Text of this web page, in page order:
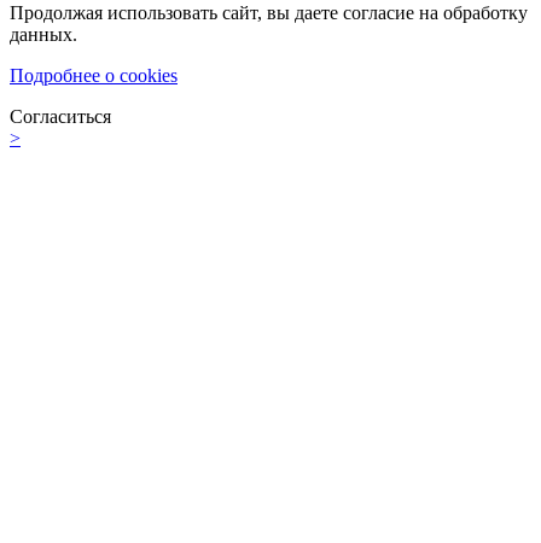
Продолжая использовать сайт, вы даете согласие на обработку
данных.
Подробнее о cookies
Согласиться
>